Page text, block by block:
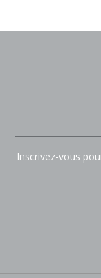
Inscrivez-vous